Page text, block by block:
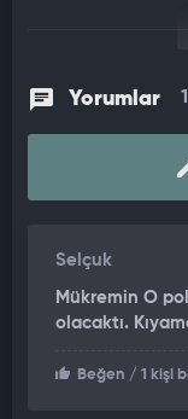
tarafından idari
Söz konusu
Çiftçi’nin
soruşturma
İçişleri Bakanlığı
Yorumlar
Selçuk
Mükremin O
olacaktı.
Beğen / 1 kişi